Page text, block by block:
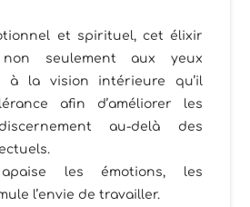
et spirituel, cet élixir
seulement aux yeux
à la vision intérieure qu’il
afin d’améliorer les
au-delà des
les émotions, les
l’envie de travailler.